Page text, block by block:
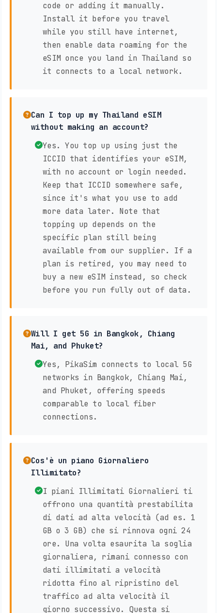
code or adding it manually.
Install it before you travel
while you still have internet,
then enable data roaming for the
eSIM once you land in Thailand so
it connects to a local network.
Can I top up my Thailand eSIM
without making an account?
Yes. You top up using just the
ICCID that identifies your eSIM,
with no account or login needed.
Keep that ICCID somewhere safe,
since it's what you use to add
more data later. Note that
topping up depends on the
specific plan still being
available from our supplier. If a
plan is retired, you may need to
buy a new eSIM instead, so check
before you run fully out of data.
Will I get 5G in Bangkok, Chiang
Mai, and Phuket?
Yes, PikaSim connects to local 5G
networks in Bangkok, Chiang Mai,
and Phuket, offering speeds
comparable to local fiber
connections.
Cos'è un piano Giornaliero
Illimitato?
I piani Illimitati Giornalieri ti
offrono una quantità prestabilita
di dati ad alta velocità (ad es. 1
GB o 3 GB) che si rinnova ogni 24
ore. Una volta esaurita la soglia
giornaliera, rimani connesso con
dati illimitati a velocità
ridotta fino al ripristino del
traffico ad alta velocità il
giorno successivo. Questa si